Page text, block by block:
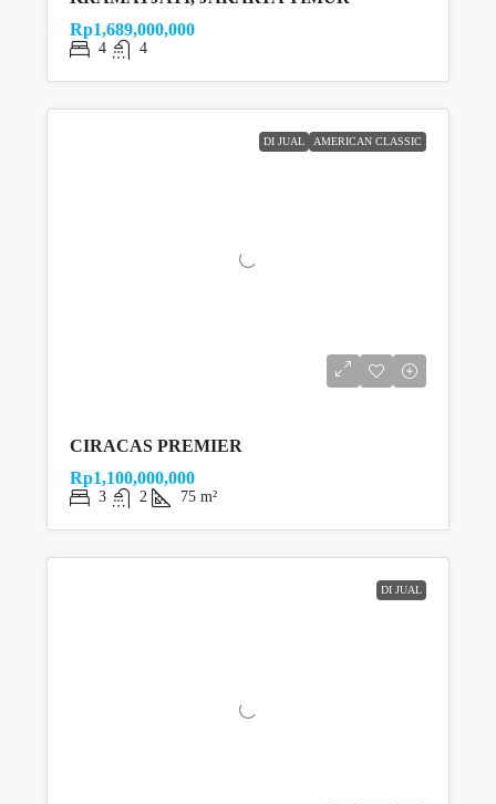
Rp1,689,000,000
4 4
DI JUAL AMERICAN CLASSIC
CIRACAS PREMIER
Rp1,100,000,000
3 2 75 m²
DI JUAL